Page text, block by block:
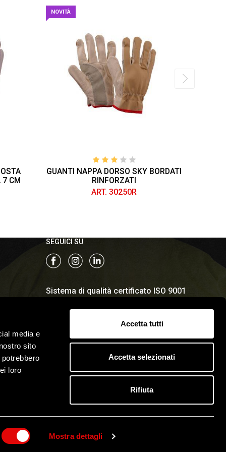
media e
sito
loro
Mostra dettagli
Accetta tutti
Accetta selezionati
Rifiuta
7 CM
NOVITÀ
GUANTI NAPPA DORSO SKY BORDATI
RINFORZATI
ART. 30250R
SEGUICI SU
Sistema di qualità certificato ISO 9001
© 2022 Antifortunistica Zangani SRL
Capitale sociale: €200.000,00 I.V. / REA 237770